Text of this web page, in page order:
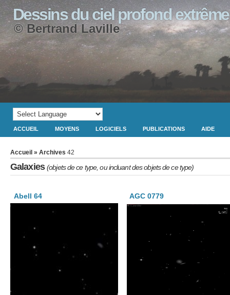
Dessins du ciel profond extrême
© Bertrand Laville
ACCUEIL MOYENS LOGICIELS PUBLICATIONS AIDE
Accueil » Archives 42
Galaxies(objets de ce type, ou incluant des objets de ce type)
Abell 64 AGC 0779